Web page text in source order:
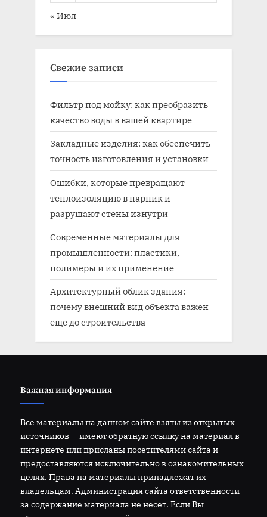
« Июл
Свежие записи
Фильтр под мойку: как преобразить
качество воды в вашей квартире
Закладные изделия: как обеспечить
точность изготовления и установки
Ошибки, которые превращают
теплоизоляцию в парник и
разрушают стены изнутри
Современные материалы для
промышленности: пластики,
полимеры и их применение
Архитектурный облик здания:
почему внешний вид объекта важен
еще до строительства
Важная информация
Все материалы на данном сайте взяты из открытых
источников — имеют обратную ссылку на материал в
интернете или присланы посетителями сайта и
предоставляются исключительно в ознакомительных
целях. Права на материалы принадлежат их
владельцам. Администрация сайта ответственности
за содержание материала не несет. Если Вы